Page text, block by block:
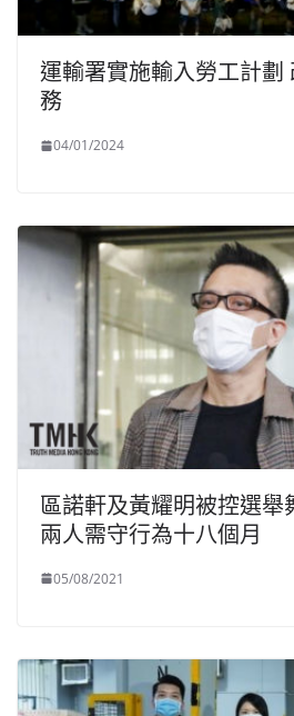
運輸署實施輸入勞工計劃
務
04/01/2024
區諾軒及黃耀明被控選舉
兩人需守行為十八個月
05/08/2021